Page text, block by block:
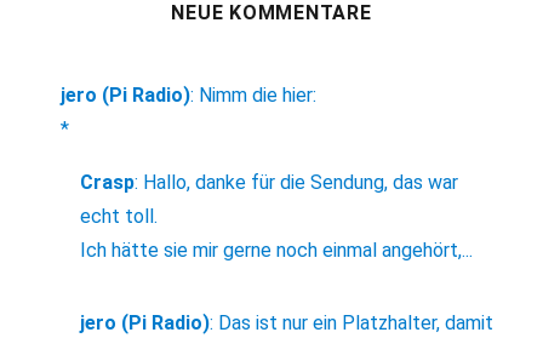
NEUE KOMMENTARE
jero (Pi Radio): Nimm die hier:
*
Crasp: Hallo, danke für die Sendung, das war
echt toll.
Ich hätte sie mir gerne noch einmal angehört,...
jero (Pi Radio): Das ist nur ein Platzhalter, damit